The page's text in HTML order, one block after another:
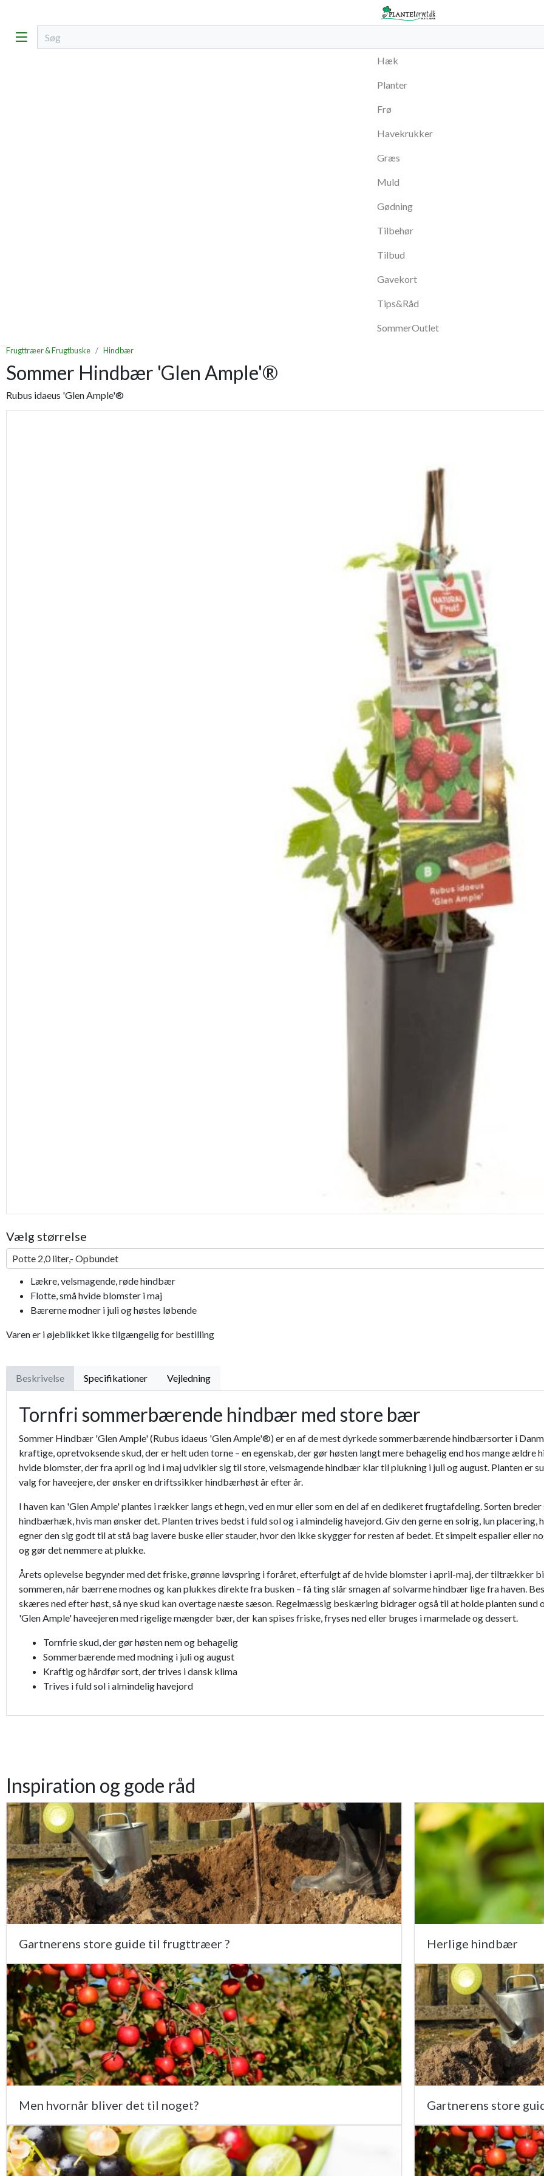
Hæk
Planter
Frø
Havekrukker
Græs
Muld
Gødning
Tilbehør
Tilbud
Gavekort
Tips&Råd
SommerOutlet
Frugttræer & Frugtbuske Hindbær
Sommer Hindbær 'Glen Ample'®
Rubus idaeus 'Glen Ample'®
Vælg størrelse
Potte 2,0 liter,- Opbundet
Lækre, velsmagende, røde hindbær
Flotte, små hvide blomster i maj
Bærerne modner i juli og høstes løbende
Varen er i øjeblikket ikke tilgængelig for bestilling
Beskrivelse Specifikationer Vejledning
Tornfri sommerbærende hindbær med store bær
Sommer Hindbær 'Glen Ample' (Rubus idaeus 'Glen Ample'®) er en af de mest dyrkede sommerbærende hindbærsorter i
kraftige, opretvoksende skud, der er helt uden torne – en egenskab, der gør høsten langt mere behagelig end hos mange
hvide blomster, der fra april og ind i maj udvikler sig til store, velsmagende hindbær klar til plukning i juli og august. Planten er
valg for haveejere, der ønsker en driftssikker hindbærhøst år efter år.
I haven kan 'Glen Ample' plantes i rækker langs et hegn, ved en mur eller som en del af en dedikeret frugtafdeling. Sorten
hindbærhæk, hvis man ønsker det. Planten trives bedst i fuld sol og i almindelig havejord. Giv den gerne en solrig, lun
egner den sig godt til at stå bag lavere buske eller stauder, hvor den ikke skygger for resten af bedet. Et simpelt espalier eller
og gør det nemmere at plukke.
Årets oplevelse begynder med det friske, grønne løvspring i foråret, efterfulgt af de hvide blomster i april-maj, der tiltrækker
sommeren, når bærrene modnes og kan plukkes direkte fra busken – få ting slår smagen af solvarme hindbær lige fra haven.
skæres ned efter høst, så nye skud kan overtage næste sæson. Regelmæssig beskæring bidrager også til at holde planten
'Glen Ample' haveejeren med rigelige mængder bær, der kan spises friske, fryses ned eller bruges i marmelade og dessert.
Tornfrie skud, der gør høsten nem og behagelig
Sommerbærende med modning i juli og august
Kraftig og hårdfør sort, der trives i dansk klima
Trives i fuld sol i almindelig havejord
Inspiration og gode råd
Gartnerens store guide til frugttræer ? Herlige hindbær
Men hvornår bliver det til noget? Gartnerens store